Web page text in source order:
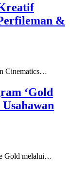
&
Cinematics…
‘Gold
Gold melalui…